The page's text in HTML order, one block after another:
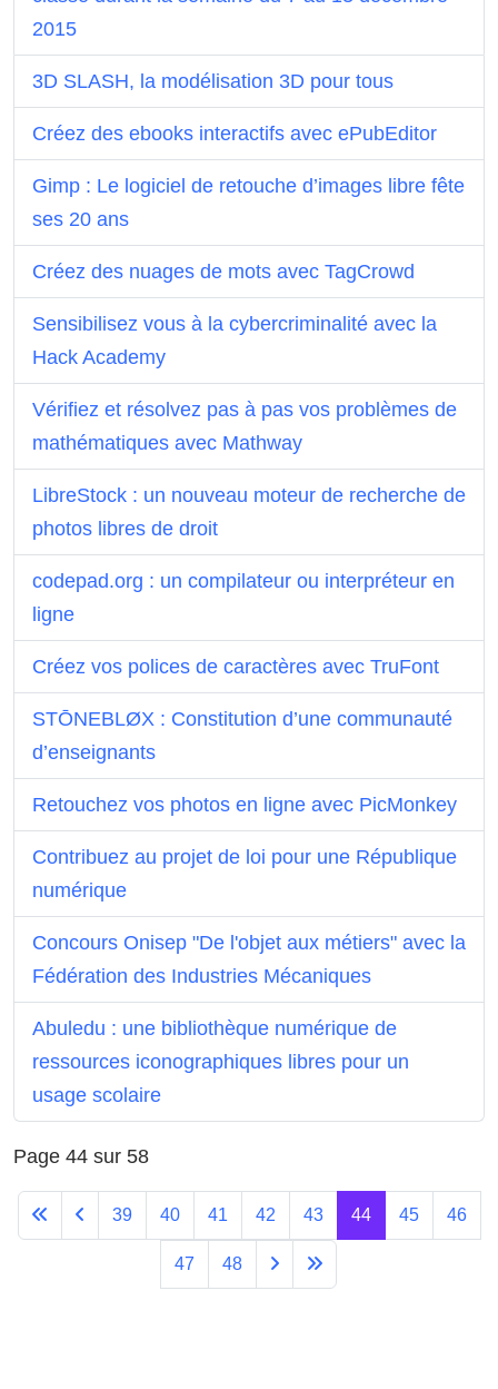
2015
3D SLASH, la modélisation 3D pour tous
Créez des ebooks interactifs avec ePubEditor
Gimp : Le logiciel de retouche d’images libre fête
ses 20 ans
Créez des nuages de mots avec TagCrowd
Sensibilisez vous à la cybercriminalité avec la
Hack Academy
Vérifiez et résolvez pas à pas vos problèmes de
mathématiques avec Mathway
LibreStock : un nouveau moteur de recherche de
photos libres de droit
codepad.org : un compilateur ou interpréteur en
ligne
Créez vos polices de caractères avec TruFont
STŌNEBLØX : Constitution d’une communauté
d’enseignants
Retouchez vos photos en ligne avec PicMonkey
Contribuez au projet de loi pour une République
numérique
Concours Onisep "De l'objet aux métiers" avec la
Fédération des Industries Mécaniques
Abuledu : une bibliothèque numérique de
ressources iconographiques libres pour un
usage scolaire
Page 44 sur 58
39 40 41 42 43 44 45 46
47 48